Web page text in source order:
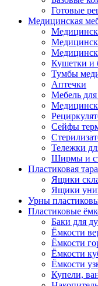
Готовые
Медицинская
Кушетки и
Тумбы
Аптечки
Мебель
Сейфы
Тележки
Ширмы и
Пластиковая тара
Ящики
Ящики
Урны
Пластиковые
Баки для
Ёмкости
Ёмкости
Ёмкости
Ёмкости
Купели,